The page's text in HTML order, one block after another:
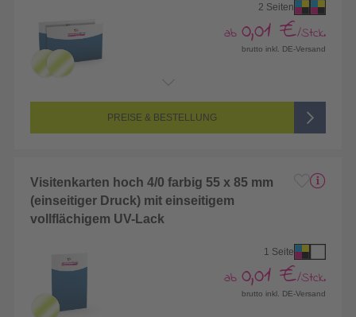
2 Seiten
ab 0,01 €/Stck.
brutto inkl. DE-Versand
Seitenanzahl: 2-seitig (Vorderseite und Rückseite bedruckt)
4/4-farbig CMYK (vollfarbig bedruckt)
PREISE & BESTELLUNG
Visitenkarten hoch 4/0 farbig 55 x 85 mm
(einseitiger Druck) mit einseitigem
vollflächigem UV-Lack
1 Seite
ab 0,01 €/Stck.
brutto inkl. DE-Versand